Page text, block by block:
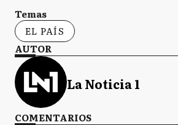
Temas
EL PAÍS
AUTOR
La Noticia 1
COMENTARIOS